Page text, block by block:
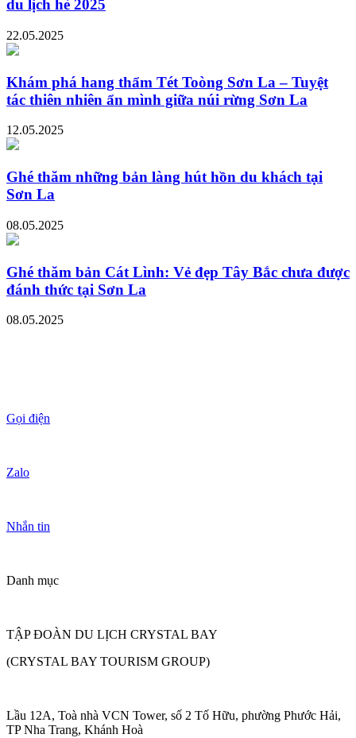
du lịch hè 2025
22.05.2025
Khám phá hang thẩm Tét Toòng Sơn La – Tuyệt
tác thiên nhiên ẩn mình giữa núi rừng Sơn La
12.05.2025
Ghé thăm những bản làng hút hồn du khách tại
Sơn La
08.05.2025
Ghé thăm bản Cát Lình: Vẻ đẹp Tây Bắc chưa được
đánh thức tại Sơn La
08.05.2025
Gọi điện
Zalo
Nhắn tin
Danh mục
TẬP ĐOÀN DU LỊCH CRYSTAL BAY
(CRYSTAL BAY TOURISM GROUP)
Lầu 12A, Toà nhà VCN Tower, số 2 Tố Hữu, phường Phước Hải,
TP Nha Trang, Khánh Hoà